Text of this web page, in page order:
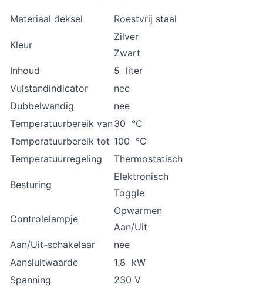
Materiaal deksel Roestvrij staal
Kleur
Zilver
Zwart
Inhoud
5 liter
Vulstandindicator
nee
Dubbelwandig
nee
Temperatuurbereik van30 °C
Temperatuurbereik tot 100 °C
Temperatuurregeling
Thermostatisch
Besturing
Elektronisch
Toggle
Controlelampje
Opwarmen
Aan/Uit
Aan/Uit-schakelaar
nee
Aansluitwaarde
1.8 kW
Spanning
230 V